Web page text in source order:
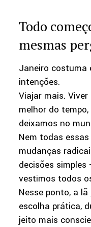
Todo
mesmas
Janeiro costuma
intenções.
Viajar mais.
melhor do
deixamos no
Nem todas
mudanças
decisões
vestimos todos
Nesse ponto, a lã
escolha prática,
jeito mais